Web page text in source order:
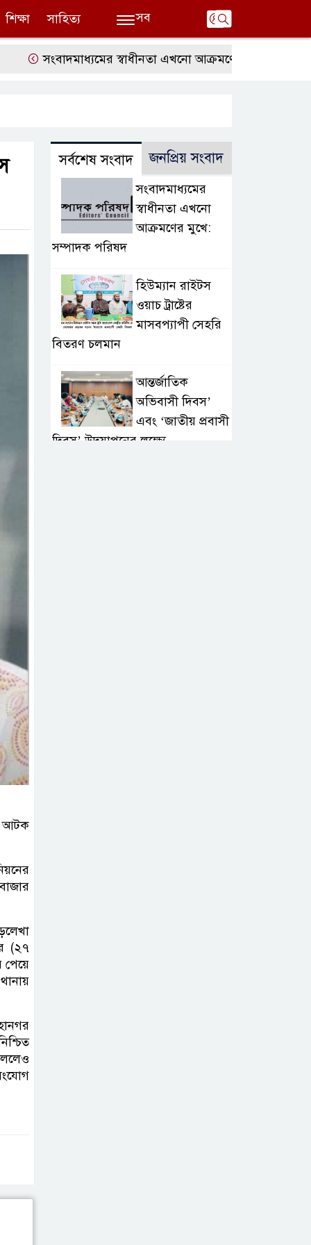
শিক্ষা সাহিত্য সব
সংবাদমাধ্যমের স্বাধীনতা এখনো আক্রমণের মুখে: সম্পাদক পরিষদ
আটক
(২৭
পেয়ে
সর্বশেষ সংবাদ জনপ্রিয় সংবাদ
সংবাদমাধ্যমের
স্বাধীনতা এখনো
আক্রমণের মুখে:
সম্পাদক পরিষদ
হিউম্যান রাইটস
ওয়াচ ট্রাষ্টের
মাসবপ্যাপী সেহরি
বিতরণ চলমান
আন্তর্জাতিক
অভিবাসী দিবস’
এবং ‘জাতীয় প্রবাসী
দিবস’ উদযাপনের লক্ষ্যে